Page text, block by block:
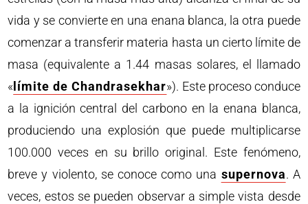
vida y se convierte en una enana blanca, la otra puede
comenzar a transferir materia hasta un cierto límite de
masa (equivalente a 1.44 masas solares, el llamado
« límite de Chandrasekhar»). Este proceso conduce
a la ignición central del carbono en la enana blanca,
produciendo una explosión que puede multiplicarse
100.000 veces en su brillo original. Este fenómeno,
breve y violento, se conoce como una supernova. A
veces, estos se pueden observar a simple vista desde